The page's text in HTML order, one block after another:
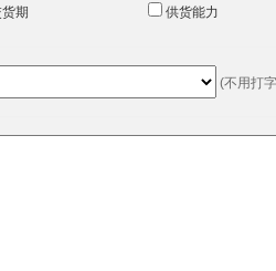
期 供货能力
(不用打